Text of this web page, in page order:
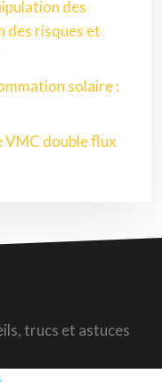
des
des risques et
solaire :
VMC double flux
trucs et astuces